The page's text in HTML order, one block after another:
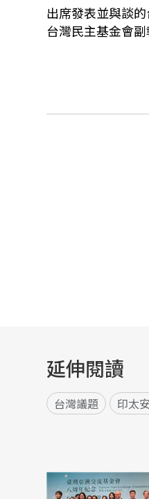
出席發表並與談
台灣民主基金會
延伸閱讀
台灣議題 印太